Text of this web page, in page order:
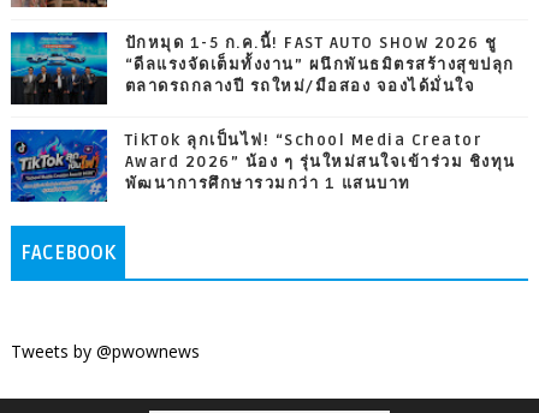
ปักหมุด 1-5 ก.ค.นี้! FAST AUTO SHOW 2026 ชู
“ดีลแรงจัดเต็มทั้งงาน” ผนึกพันธมิตรสร้างสุขปลุก
ตลาดรถกลางปี รถใหม่/มือสอง จองได้มั่นใจ
TikTok ลุกเป็นไฟ! “School Media Creator
Award 2026” น้อง ๆ รุ่นใหม่สนใจเข้าร่วม ชิงทุน
พัฒนาการศึกษารวมกว่า 1 แสนบาท
FACEBOOK
Tweets by @pwownews